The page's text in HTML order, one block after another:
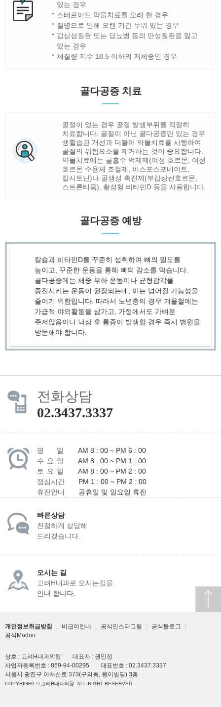
있는 경우
스테로이드 약물치료를 오래 한 경우
질병으로 인해 오랜 기간 누워 있는 경우
갑상성질환 또는 당뇨병 등의 만성질환을 앓고
있는 경우
체질량 지수 18.5 이하의 저체중인 경우
골다공증 치료
골절이 있는 경우 골절 발생부위를 적절히
치료합니다. 골절이 아닌 골다공증만 있는 경우
생활습관 개선과 더불어 약물치료를 시행하여
골절의 위험요소를 제거하는 것이 중요합니다.
약물치료에는 골흡수 억제제(여성 호르몬, 여성
호르몬 수용체 조절제, 비스포스포네이트,
칼시토닌)나 골생성 촉진제(부갑상선호르몬,
스트론티움), 활성형 비타민D 등을 사용합니다.
골다공증 예방
칼슘과 비타민D를 꾸준히 섭취하여 뼈의 밀도를
높이고, 꾸준한 운동을 통해 뼈의 감소를 막습니다.
골다공증에는 체중 부하 운동이나 균형감각을
증진시키는 운동이 권장되는데, 이는 넘어질 가능성을
줄이기 위함입니다. 따라서 노년층의 경우 겨울철에는
가급적 야외활동을 삼가고, 가정에서도 가벼운
주저앉음이나 낙상 후 통증이 발생할 경우 즉시 병원을
방문해야 합니다.
전화상담
02.3437.3337
평 일
AM 8 : 00 ~ PM 6 : 00
수 요 일
AM 8 : 00 ~ PM 1 : 00
토 요 일
AM 8 : 00 ~ PM 2 : 00
점심시간
PM 1 : 00 ~ PM 2 : 00
휴진안내
공휴일 및 일요일 휴진
빠른상담
친절하게 상담해
드리겠습니다.
오시는 길
고려H내과로 오시는길을
안내 합니다.
개인정보취급방침 비급여안내 공식인스타그램 공식블로그
공식Modoo
상호 : 고려H내과의원
대표자 : 권민정
사업자등록번호 : 869-94-00295
대표번호 : 02.3437.3337
서울시 광진구 아차산로 373(구의동, 원이빌딩) 3층
COPYRIGHT © 고려H내과의원. ALL RIGHT RESERVED.